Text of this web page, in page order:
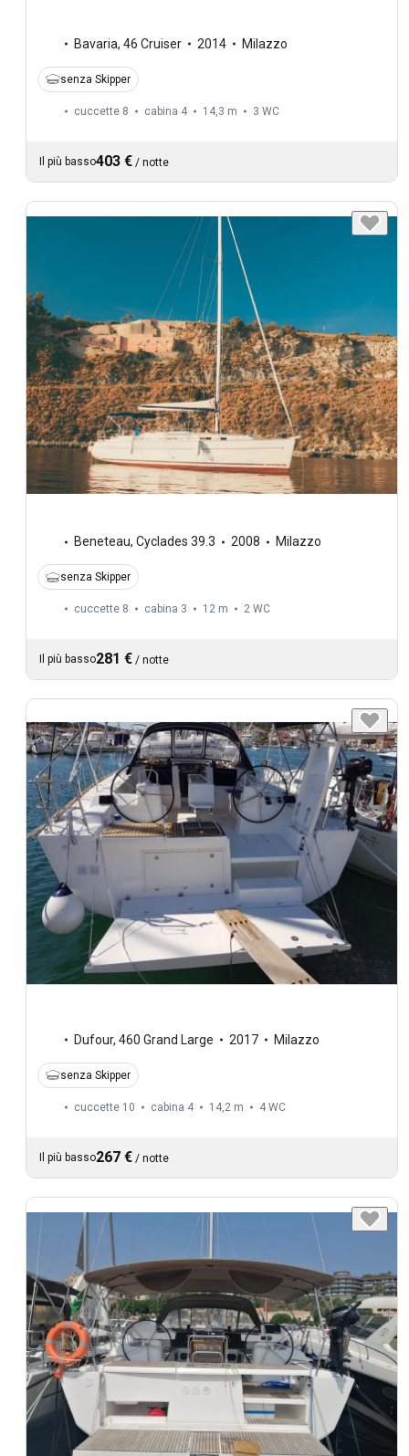
Bavaria, 46 Cruiser 2014 Milazzo
senza Skipper
cuccette 8 cabina 4 14,3 m 3 WC
Il più basso403 € / notte
Beneteau, Cyclades 39.3 2008 Milazzo
senza Skipper
cuccette 8 cabina 3 12 m 2 WC
Il più basso281 € / notte
Dufour, 460 Grand Large 2017 Milazzo
senza Skipper
cuccette 10 cabina 4 14,2 m 4 WC
Il più basso267 € / notte